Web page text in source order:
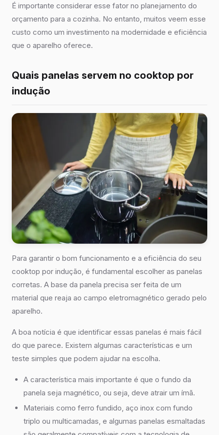
É importante considerar esse fator no planejamento do
orçamento para a cozinha. No entanto, muitos veem esse
custo como um investimento na modernidade e eficiência
que o aparelho oferece.
Quais panelas servem no cooktop por
indução
Para garantir o bom funcionamento e a eficiência do seu
cooktop por indução, é fundamental escolher as panelas
corretas. A base da panela precisa ser feita de um
material que reaja ao campo eletromagnético gerado pelo
aparelho.
A boa notícia é que identificar essas panelas é mais fácil
do que parece. Existem algumas características e um
teste simples que podem ajudar na escolha.
A característica mais importante é que o fundo da
panela seja magnético, ou seja, deve atrair um ímã.
Materiais como ferro fundido, aço inox com fundo
triplo ou multicamadas, e algumas panelas esmaltadas